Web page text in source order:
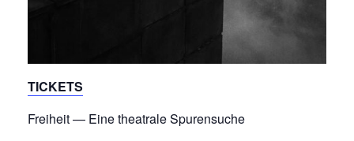
TICKETS
Freiheit — Eine theatrale Spurensuche